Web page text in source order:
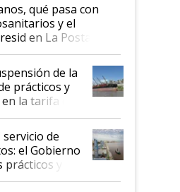
qué pasa con
y el
en La Posta
de la
prácticos y
la tarifa de
de
el Gobierno
y
de